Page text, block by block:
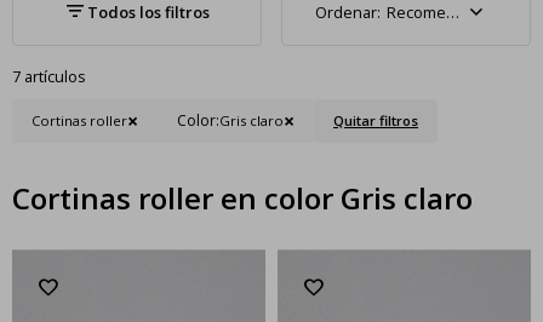
Recomendados
7 artículos
Cortinas roller Color:Gris claro Quitar filtros
Cortinas roller en color Gris claro